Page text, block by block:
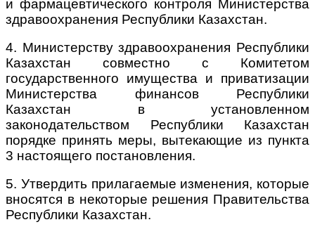
и фармацевтического контроля Министерства
здравоохранения Республики Казахстан.
4. Министерству здравоохранения Республики
Казахстан совместно с Комитетом
государственного имущества и приватизации
Министерства финансов Республики
Казахстан в установленном
законодательством Республики Казахстан
порядке принять меры, вытекающие из пункта
3 настоящего постановления.
5. Утвердить прилагаемые изменения, которые
вносятся в некоторые решения Правительства
Республики Казахстан.